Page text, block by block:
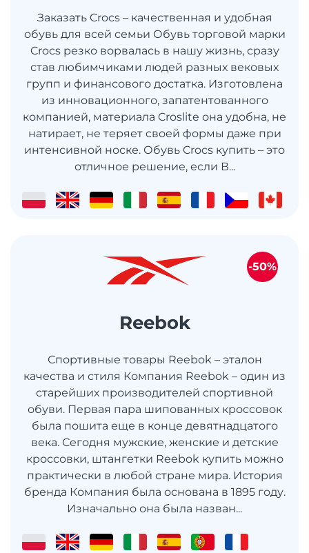
Заказать Crocs – качественная и удобная
обувь для всей семьи Обувь торговой марки
Crocs резко ворвалась в нашу жизнь, сразу
став любимчиками людей разных вековых
групп и финансового достатка. Изготовлена
из инновационного, запатентованного
компанией, материала Croslite она удобна, не
натирает, не теряет своей формы даже при
интенсивной носке. Обувь Crocs купить – это
отличное решение, если В...
Reebok
Спортивные товары Reebok – эталон
качества и стиля Компания Reebok – один из
старейших производителей спортивной
обуви. Первая пара шипованных кроссовок
была пошита еще в конце девятнадцатого
века. Сегодня мужские, женские и детские
кроссовки, штангетки Reebok купить можно
практически в любой стране мира. История
бренда Компания была основана в 1895 году.
Изначально она была назван...
-50%